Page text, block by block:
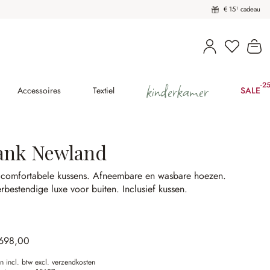
€ 15¹ cadeau
U heeft
Accessoires Textiel kinderkamer SALE-
Newland
kussens.Afneembare en wasbare hoezen.
luxe voor buiten. Inclusief kussen.
incl. btw excl. verzendkosten